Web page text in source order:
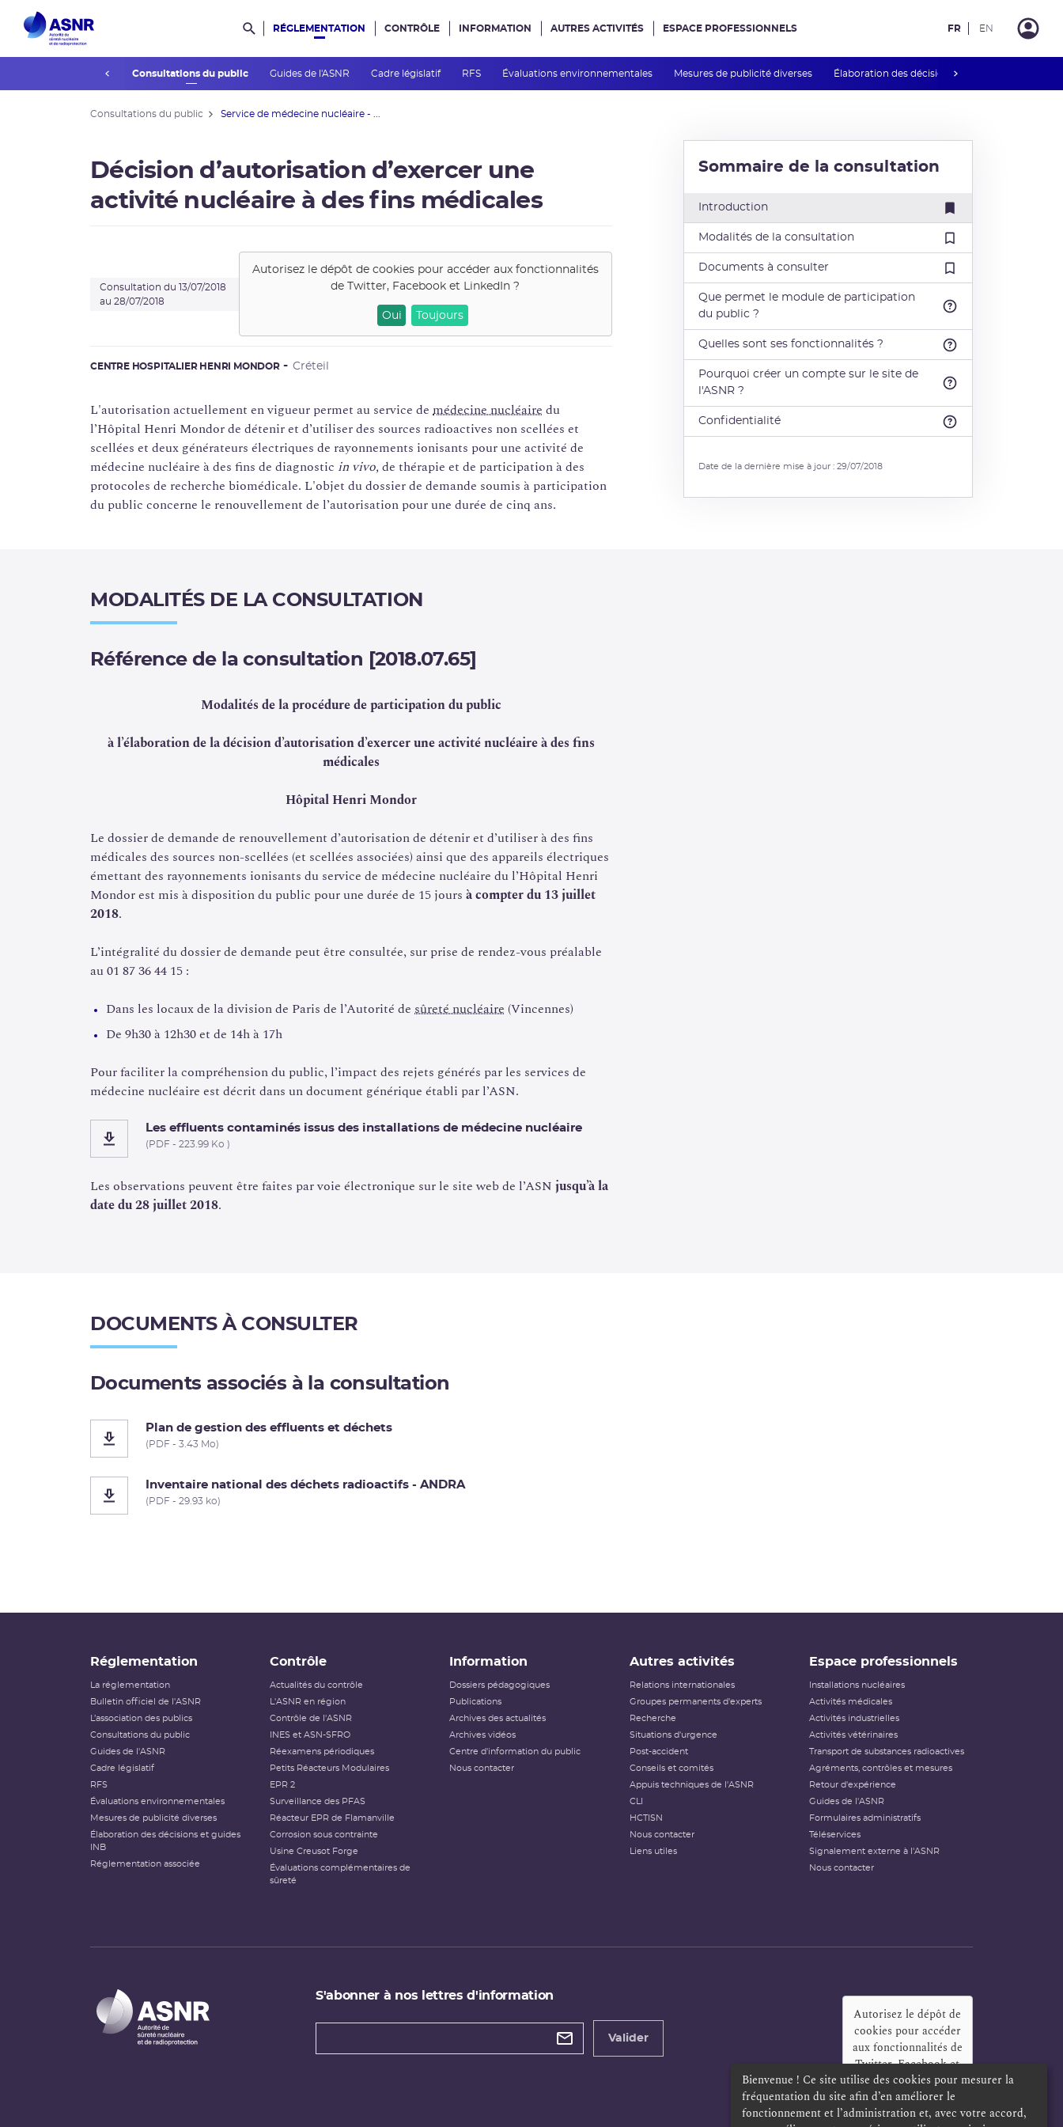
Rechercher dans le site
RÉGLEMENTATION
des publics Consultations du public Guides de l'ASNR Cadre législatif RFS Évaluations environnementales Mesures de publicité diverses Élaboration des décisions et guides INB
CONTRÔLE INFORMATION AUTRES ACTIVITÉS ESPACE PROFESSIONNELS FR EN
Consultations du public Service de médecine nucléaire - ...
Décision d’autorisation d’exercer une
activité nucléaire à des fins médicales
Consultation du 13/07/2018
au 28/07/2018
Autorisez le dépôt de cookies pour accéder aux fonctionnalités
de
Twitter, Facebook et LinkedIn ?
Oui Toujours
CENTRE HOSPITALIER HENRI MONDOR Créteil
L'autorisation actuellement en vigueur permet au service de médecine nucléaire du
l’Hôpital Henri Mondor de détenir et d’utiliser des sources radioactives non scellées et
scellées et deux générateurs électriques de rayonnements ionisants pour une activité de
médecine nucléaire à des fins de diagnostic in vivo, de thérapie et de participation à des
protocoles de recherche biomédicale. L'objet du dossier de demande soumis à participation
du public concerne le renouvellement de l’autorisation pour une durée de cinq ans.
MODALITÉS DE LA CONSULTATION
Référence de la consultation [2018.07.65]
Modalités de la procédure de participation du public
à l’élaboration de la décision d’autorisation d’exercer une activité nucléaire à des fins
médicales
Hôpital Henri Mondor
Le dossier de demande de renouvellement d’autorisation de détenir et d’utiliser à des fins
médicales des sources non-scellées (et scellées associées) ainsi que des appareils électriques
émettant des rayonnements ionisants du service de médecine nucléaire du l’Hôpital Henri
Mondor est mis à disposition du public pour une durée de 15 jours à compter du 13 juillet
2018.
L’intégralité du dossier de demande peut être consultée, sur prise de rendez-vous préalable
au 01 87 36 44 15 :
Dans les locaux de la division de Paris de l’Autorité de sûreté nucléaire (Vincennes)
De 9h30 à 12h30 et de 14h à 17h
Pour faciliter la compréhension du public, l’impact des rejets générés par les services de
médecine nucléaire est décrit dans un document générique établi par l’ASN.
Les effluents contaminés issus des installations de médecine nucléaire
(PDF - 223.99 Ko )
Les observations peuvent être faites par voie électronique sur le site web de l’ASN jusqu’à la
date du 28 juillet 2018.
DOCUMENTS À CONSULTER
Documents associés à la consultation
Plan de gestion des effluents et déchets
(PDF - 3.43 Mo)
Inventaire national des déchets radioactifs - ANDRA
(PDF - 29.93 ko)
Sommaire de la consultation
Introduction
Modalités de la consultation
Documents à consulter
Que permet le module de participation
du public ?
Quelles sont ses fonctionnalités ?
Pourquoi créer un compte sur le site de
l'ASNR ?
Confidentialité
Date de la dernière mise à jour : 29/07/2018
Réglementation
La réglementation
Bulletin officiel de l'ASNR
L’association des publics
Consultations du public
Guides de l'ASNR
Cadre législatif
RFS
Évaluations environnementales
Mesures de publicité diverses
Élaboration des décisions et guides
INB
Réglementation associée
Contrôle
Actualités du contrôle
L'ASNR en région
Contrôle de l'ASNR
INES et ASN-SFRO
Réexamens périodiques
Petits Réacteurs Modulaires
EPR 2
Surveillance des PFAS
Réacteur EPR de Flamanville
Corrosion sous contrainte
Usine Creusot Forge
Évaluations complémentaires de
sûreté
Information
Dossiers pédagogiques
Publications
Archives des actualités
Archives vidéos
Centre d'information du public
Nous contacter
Autres activités
Relations internationales
Groupes permanents d'experts
Recherche
Situations d'urgence
Post-accident
Conseils et comités
Appuis techniques de l'ASNR
CLI
HCTISN
Nous contacter
Liens utiles
Espace professionnels
Installations nucléaires
Activités médicales
Activités industrielles
Activités vétérinaires
Transport de substances radioactives
Agréments, contrôles et mesures
Retour d'expérience
Guides de l'ASNR
Formulaires administratifs
Téléservices
Signalement externe à l'ASNR
Nous contacter
S'abonner à nos lettres d'information
Types de
Valider
Autorisez le dépôt de
cookies pour accéder
aux fonctionnalités de
Twitter, Facebook et
LinkedIn?
Oui
Toujours
Bienvenue ! Ce site utilise des cookies pour mesurer la
fréquentation du site afin d’en améliorer le
fonctionnement et l’administration et, avec votre accord,